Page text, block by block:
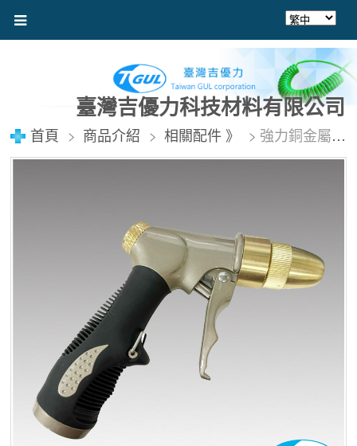
臺灣吉優力科技材料有限公司
首頁 商品介紹 相關配件 》 強力銅金屬水槍